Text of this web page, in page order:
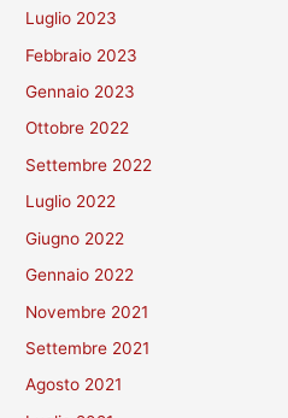
Luglio 2023
Febbraio 2023
Gennaio 2023
Ottobre 2022
Settembre 2022
Luglio 2022
Giugno 2022
Gennaio 2022
Novembre 2021
Settembre 2021
Agosto 2021